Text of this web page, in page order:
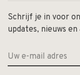
Schrijf je in voor
updates, nieuws